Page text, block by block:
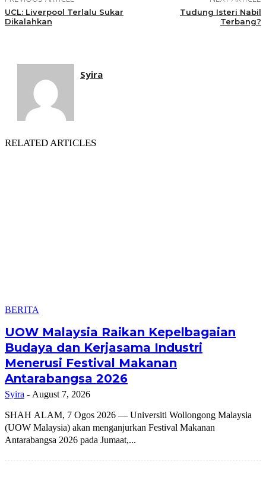
UCL: Liverpool Terlalu Sukar
Dikalahkan
Tudung Isteri Nabil
Terbang?
Syira
RELATED ARTICLES
BERITA
UOW Malaysia Raikan Kepelbagaian
Budaya dan Kerjasama Industri
Menerusi Festival Makanan
Antarabangsa 2026
Syira - August 7, 2026
SHAH ALAM, 7 Ogos 2026 — Universiti Wollongong Malaysia
(UOW Malaysia) akan menganjurkan Festival Makanan
Antarabangsa 2026 pada Jumaat,...